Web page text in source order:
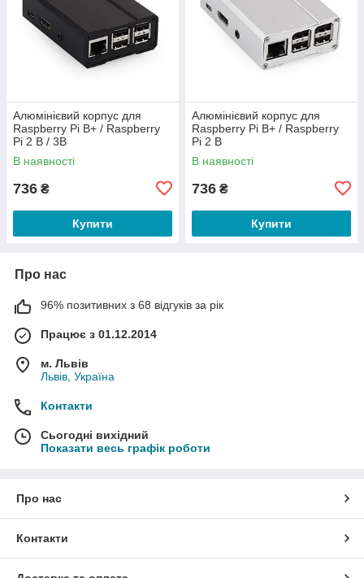
Алюмінієвий корпус для
Raspberry Pi B+ / Raspberry
Pi 2 B / 3B
В наявності
736 ₴
Купити
Алюмінієвий корпус для
Raspberry Pi B+ / Raspberry
Pi 2 B
В наявності
736 ₴
Купити
Про нас
96% позитивних з 68 відгуків за рік
Працює з 01.12.2014
м. Львів
Львів, Україна
Контакти
Сьогодні вихідний
Показати весь графік роботи
Про нас
Контакти